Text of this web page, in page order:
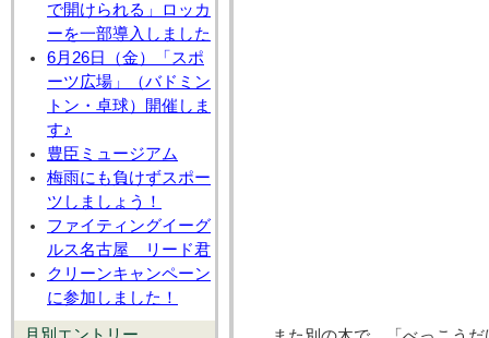
で開けられる」ロッカ
ーを一部導入しました
6月26日（金）「スポ
ーツ広場」（バドミン
トン・卓球）開催しま
す♪
豊臣ミュージアム
梅雨にも負けずスポー
ツしましょう！
ファイティングイーグ
ルス名古屋 リード君
クリーンキャンペーン
に参加しました！